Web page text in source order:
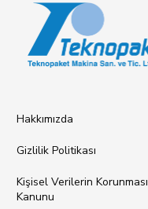
Hakkımızda
Gizlilik Politikası
Kişisel Verilerin Korunması
Kanunu